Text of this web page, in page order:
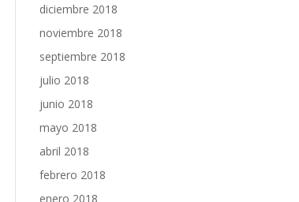
diciembre 2018
noviembre 2018
septiembre 2018
julio 2018
junio 2018
mayo 2018
abril 2018
febrero 2018
enero 2018